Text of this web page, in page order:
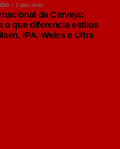
de trigo
Ale é a Weissbier,
da Alemanha.
proporção de trigo em sua
abundante, textura
durante a
ingredientes.
2 dias atrás
da Cerveja:
o que diferencia estilos
IPA, Weiss e Ultra